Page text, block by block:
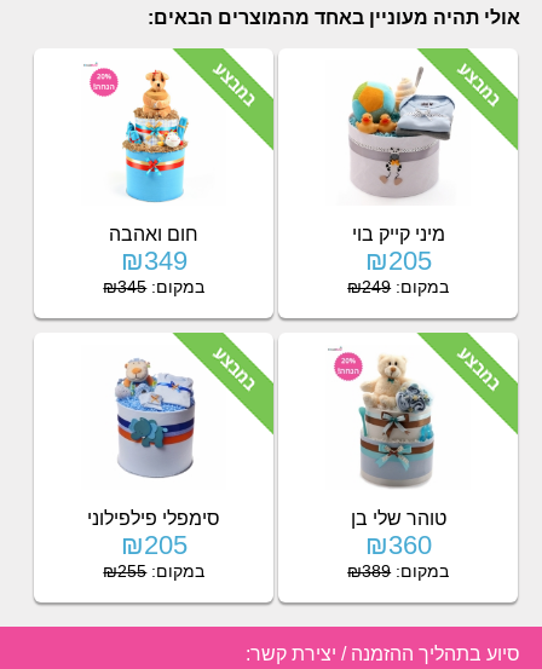
אולי תהיה מעוניין באחד מהמוצרים הבאים:
מיני קייק בוי
₪205
במקום:₪249
חום ואהבה
₪349
במקום:₪345
טוהר שלי בן
₪360
במקום:₪389
סימפלי פילפילוני
₪205
במקום:₪255
סיוע בתהליך ההזמנה / יצירת קשר: